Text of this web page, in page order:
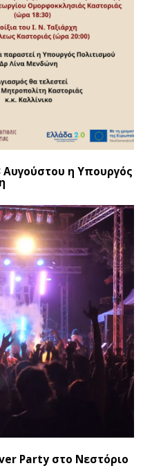
Αυγούστου η Υπουργός
Party στο Νεστόριο